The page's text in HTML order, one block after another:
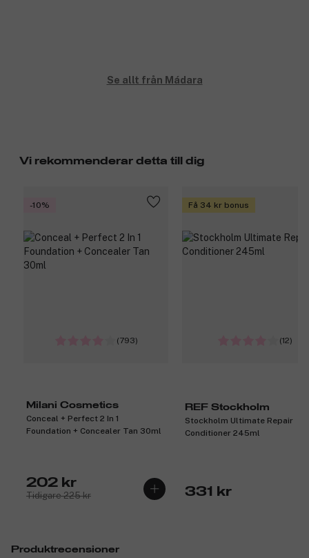
Se allt från Mádara
Vi rekommenderar detta till dig
-10%
(793)
Milani Cosmetics
Conceal + Perfect 2 In 1
Foundation + Concealer Tan 30ml
202 kr
Tidigare 225 kr
Få 34 kr bonus
(12)
REF Stockholm
Stockholm Ultimate Repair
Conditioner 245ml
331 kr
Produktrecensioner